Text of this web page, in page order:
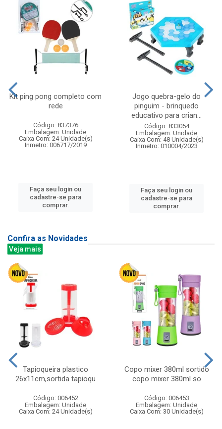
Kit ping pong completo com
rede
Código: 837376
Embalagem: Unidade
Caixa Com: 24 Unidade(s)
Inmetro: 006717/2019
Faça seu login ou
cadastre-se para
comprar.
Jogo quebra-gelo do
pinguim - brinquedo
educativo para crian...
Código: 833054
Embalagem: Unidade
Caixa Com: 48 Unidade(s)
Inmetro: 010004/2023
Faça seu login ou
cadastre-se para
comprar.
Confira as Novidades
Veja mais
Tapioqueira plastico
26x11cm,sortida tapioqu
Código: 006452
Embalagem: Unidade
Caixa Com: 24 Unidade(s)
Copo mixer 380ml sortido
copo mixer 380ml so
Código: 006453
Embalagem: Unidade
Caixa Com: 30 Unidade(s)